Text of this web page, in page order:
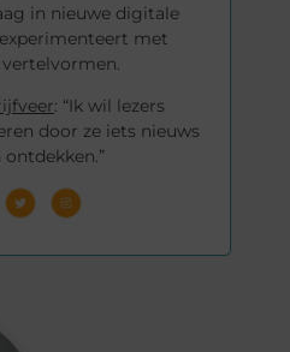
in nieuwe digitale
met
: “Ik wil lezers
door ze iets nieuws